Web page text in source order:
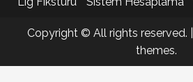
Copyright © All rights reserved.
themes.